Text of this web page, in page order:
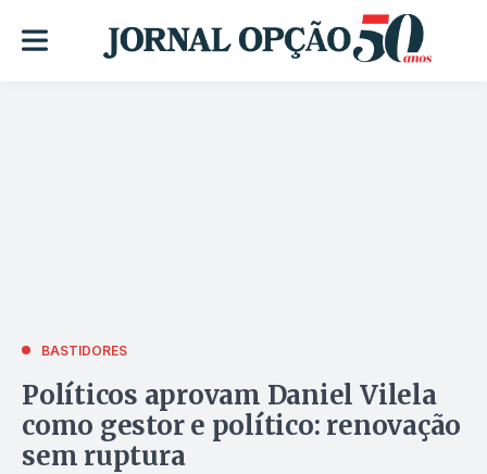
BASTIDORES
Políticos aprovam Daniel Vilela
como gestor e político: renovação
sem ruptura